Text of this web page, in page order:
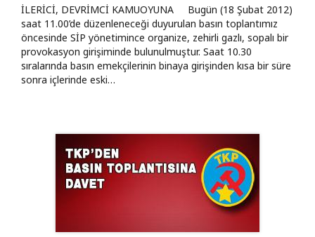
İLERİCİ, DEVRİMCİ KAMUOYUNA Bugün (18 Şubat 2012)
saat 11.00’de düzenleneceği duyurulan basın toplantımız
öncesinde SİP yönetimince organize, zehirli gazlı, sopalı bir
provokasyon girişiminde bulunulmuştur. Saat 10.30
sıralarında basın emekçilerinin binaya girişinden kısa bir süre
sonra içlerinde eski…